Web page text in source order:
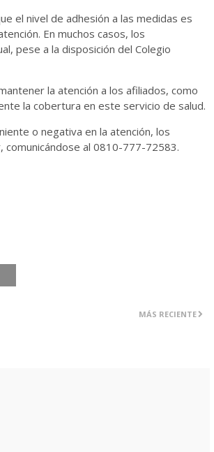
el nivel de adhesión a las medidas es
En muchos casos, los
pese a la disposición del Colegio
la atención a los afiliados, como
la cobertura en este servicio de salud.
o negativa en la atención, los
al 0810-777-72583.
MÁS RECIENTE